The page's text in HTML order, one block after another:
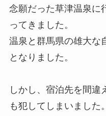
念願だった草津温泉に
ってきました。
温泉と群馬県の雄大な
となりました。
しかし、宿泊先を間違
も犯してしまいました。